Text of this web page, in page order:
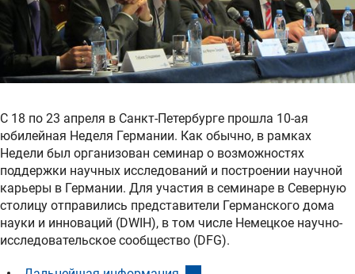
С 18 по 23 апреля в Санкт-Петербурге прошла 10-ая
юбилейная Неделя Германии. Как обычно, в рамках
Недели был организован семинар о возможностях
поддержки научных исследований и построении научной
карьеры в Германии. Для участия в семинаре в Северную
столицу отправились представители Германского дома
науки и инноваций (DWIH), в том числе Немецкое научно-
исследовательское сообщество (DFG).